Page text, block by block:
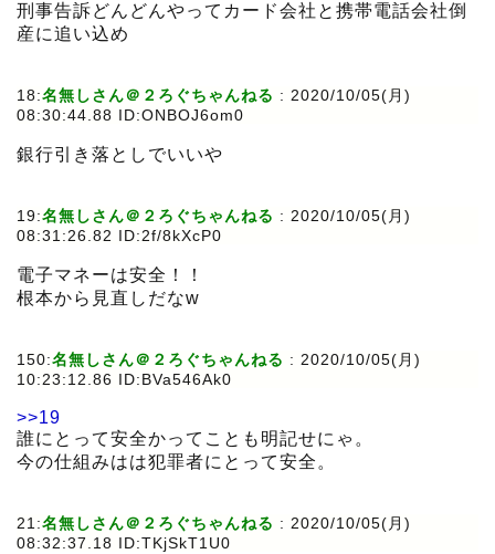
刑事告訴どんどんやってカード会社と携帯電話会社倒
産に追い込め
18:名無しさん＠２ろぐちゃんねる : 2020/10/05(月)
08:30:44.88 ID:ONBOJ6om0
銀行引き落としでいいや
19:名無しさん＠２ろぐちゃんねる : 2020/10/05(月)
08:31:26.82 ID:2f/8kXcP0
電子マネーは安全！！
根本から見直しだなw
150:名無しさん＠２ろぐちゃんねる : 2020/10/05(月)
10:23:12.86 ID:BVa546Ak0
>>19
誰にとって安全かってことも明記せにゃ。
今の仕組みはは犯罪者にとって安全。
21:名無しさん＠２ろぐちゃんねる : 2020/10/05(月)
08:32:37.18 ID:TKjSkT1U0